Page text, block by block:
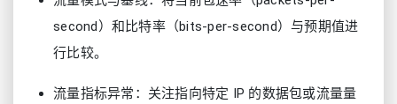
second）和比特率（bits-per-second）与预期值进
行比较。
流量指标异常：关注指向特定 IP 的数据包或流量量